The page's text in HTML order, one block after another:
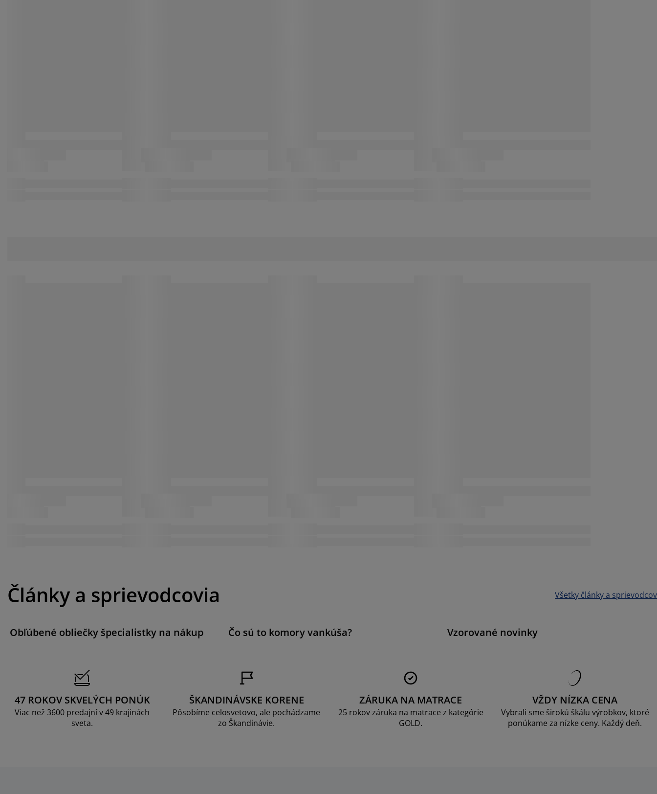
Články a sprievodcovia Všetky články a
Obľúbené obliečky špecialistky na nákup Čo sú to komory vankúša? Vzorované novinky
47 ROKOV SKVELÝCH PONÚK
Viac než 3600 predajní v 49 krajinách
sveta.
ŠKANDINÁVSKE KORENE
Pôsobíme celosvetovo, ale pochádzame
zo Škandinávie.
ZÁRUKA NA MATRACE
25 rokov záruka na matrace z kategórie
GOLD.
VŽDY NÍZKA CENA
Vybrali sme širokú škálu výrobkov, ktoré
ponúkame za nízke ceny. Každý deň.